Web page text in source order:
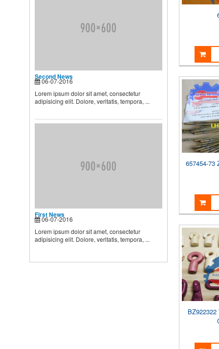
dưỡng và chăm sóc nhi, muốn
Lorem ipsum dolor sit amet,
Second News
06-07-2016
Lorem ipsum dolor sit amet, consectetur
adipisicing elit. Dolore, veritatis, tempora, ...
First News
06-07-2016
Lorem ipsum dolor sit amet, consectetur
adipisicing elit. Dolore, veritatis, tempora, ...
657454-73